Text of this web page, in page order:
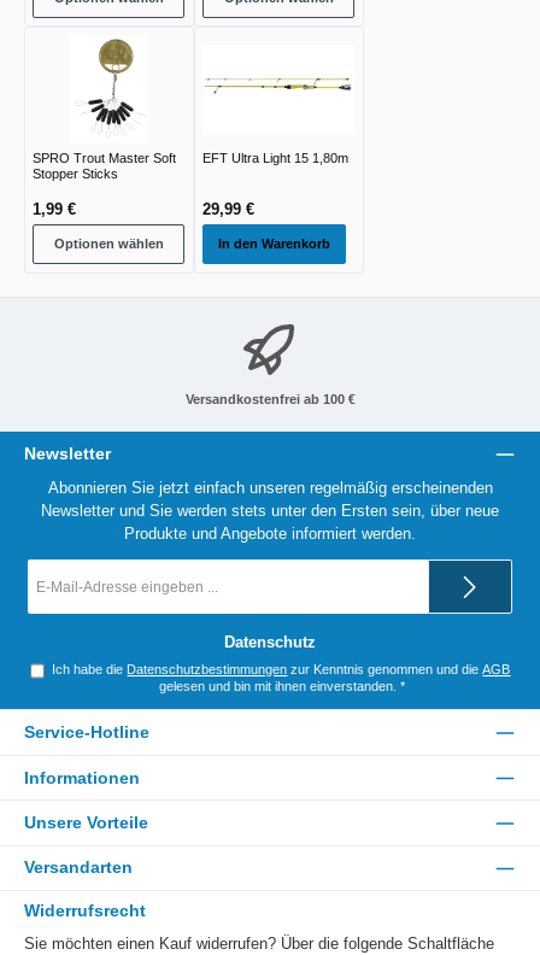
SPRO Trout Master Soft
Stopper Sticks
1,99 €
Optionen wählen
EFT Ultra Light 15 1,80m
29,99 €
In den Warenkorb
Versandkostenfrei ab 100 €
Newsletter
Abonnieren Sie jetzt einfach unseren regelmäßig erscheinenden
Newsletter und Sie werden stets unter den Ersten sein, über neue
Produkte und Angebote informiert werden.
Mail-
Datenschutz
Ich habe die Datenschutzbestimmungen zur Kenntnis genommen und dieAGB
gelesen und bin mit ihnen einverstanden. *
Service-Hotline
Informationen
Unsere Vorteile
Versandarten
Widerrufsrecht
Sie möchten einen Kauf widerrufen? Über die folgende Schaltfläche